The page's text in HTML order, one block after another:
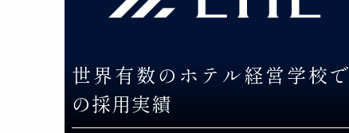
世界有数のホテル経営学校で
の採用実績